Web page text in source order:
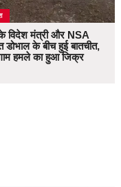
विदेश मंत्री और NSA
डोभाल के बीच हुई बातचीत,
हमले का हुआ जिक्र